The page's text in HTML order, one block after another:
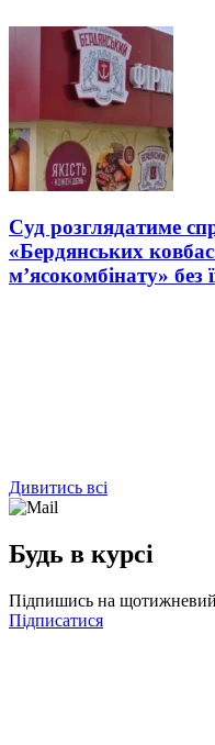
Суд розглядатиме
«Бердянських
м’ясокомбінату» без
Дивитись всі
Будь в курсі
Підпишись на
Підписатися